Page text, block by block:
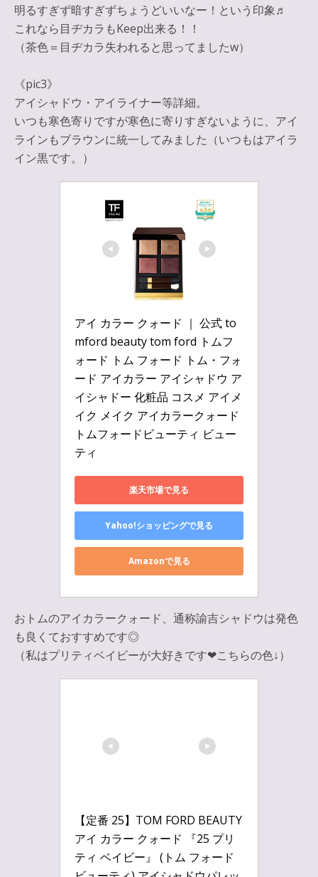
明るすぎず暗すぎずちょうどいいなー！という印象♬
これなら目ヂカラもKeep出来る！！
（茶色＝目ヂカラ失われると思ってましたw）
《pic3》
アイシャドウ・アイライナー等詳細。
いつも寒色寄りですが寒色に寄りすぎないように、アイ
ラインもブラウンに統一してみました（いつもはアイラ
イン黒です。）
アイ カラー クォード ｜ 公式 to
mford beauty tom ford トムフ
ォード トム フォード トム・フォ
ード アイカラー アイシャドウ ア
イシャドー 化粧品 コスメ アイメ
イク メイク アイカラークォード
トムフォードビューティ ビュー
ティ
楽天市場で見る
Yahoo!ショッピングで見る
Amazonで見る
おトムのアイカラークォード、通称諭吉シャドウは発色
も良くておすすめです◎
（私はプリティベイビーが大好きです❤︎こちらの色↓）
【定番 25】TOM FORD BEAUTY
アイ カラー クォード 『25 プリ
ティ ベイビー』 (トム フォード